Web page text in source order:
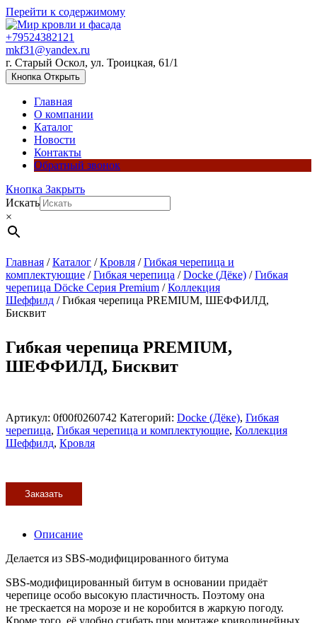
Перейти к содержимому
+79524382121
mkf31@yandex.ru
г. Старый Оскол, ул. Троицкая, 61/1
Кнопка Открыть
Главная
О компании
Каталог
Новости
Контакты
Обратный звонок
Кнопка Закрыть
Искать
×
Главная /Каталог /Кровля /Гибкая черепица и
комплектующие /Гибкая черепица /Docke (Дёке) /Гибкая
черепица Döcke Серия Premium /Коллекция
Шеффилд / Гибкая черепица PREMIUM, ШЕФФИЛД,
Бисквит
Гибкая черепица PREMIUM,
ШЕФФИЛД, Бисквит
Артикул: 0f00f0260742 Категорий: Docke (Дёке), Гибкая
черепица, Гибкая черепица и комплектующие, Коллекция
Шеффилд, Кровля
Заказать
Описание
Делается из SBS-модифицированного битума
SBS-модифицированный битум в основании придаёт
черепице особо высокую пластичность. Поэтому она
не трескается на морозе и не коробится в жаркую погоду.